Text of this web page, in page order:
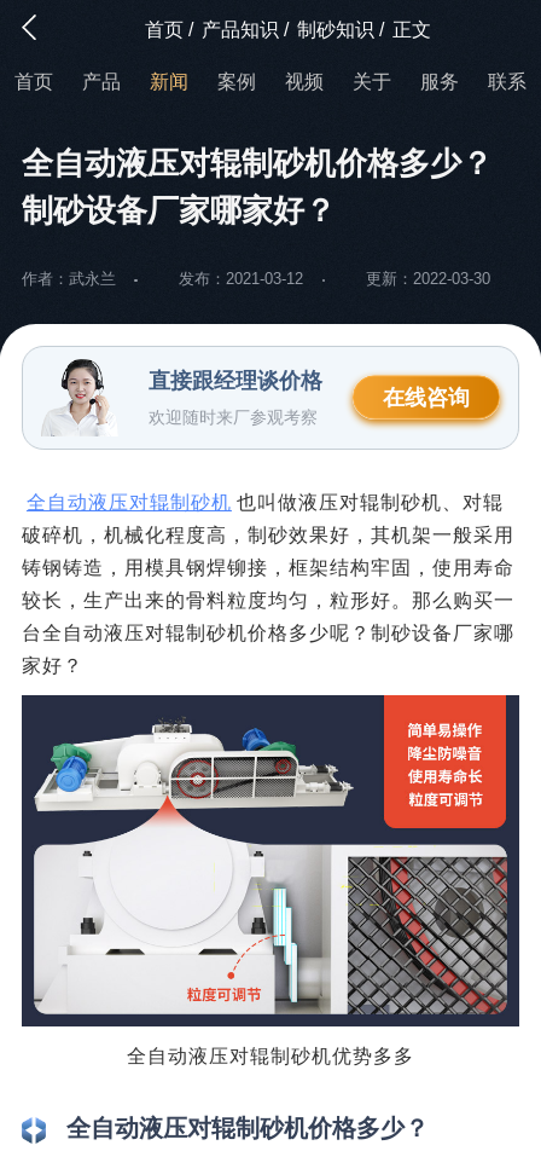
首页 / 产品知识 / 制砂知识 / 正文
首页 产品 新闻 案例 视频 关于 服务 联系
全自动液压对辊制砂机价格多少？
制砂设备厂家哪家好？
作者：武永兰 发布：2021-03-12 更新：2022-03-30
直接跟经理谈价格
欢迎随时来厂参观考察
在线咨询
全自动液压对辊制砂机 也叫做液压对辊制砂机、对辊
破碎机，机械化程度高，制砂效果好，其机架一般采用
铸钢铸造，用模具钢焊铆接，框架结构牢固，使用寿命
较长，生产出来的骨料粒度均匀，粒形好。那么购买一
台全自动液压对辊制砂机价格多少呢？制砂设备厂家哪
家好？
全自动液压对辊制砂机优势多多
全自动液压对辊制砂机价格多少？